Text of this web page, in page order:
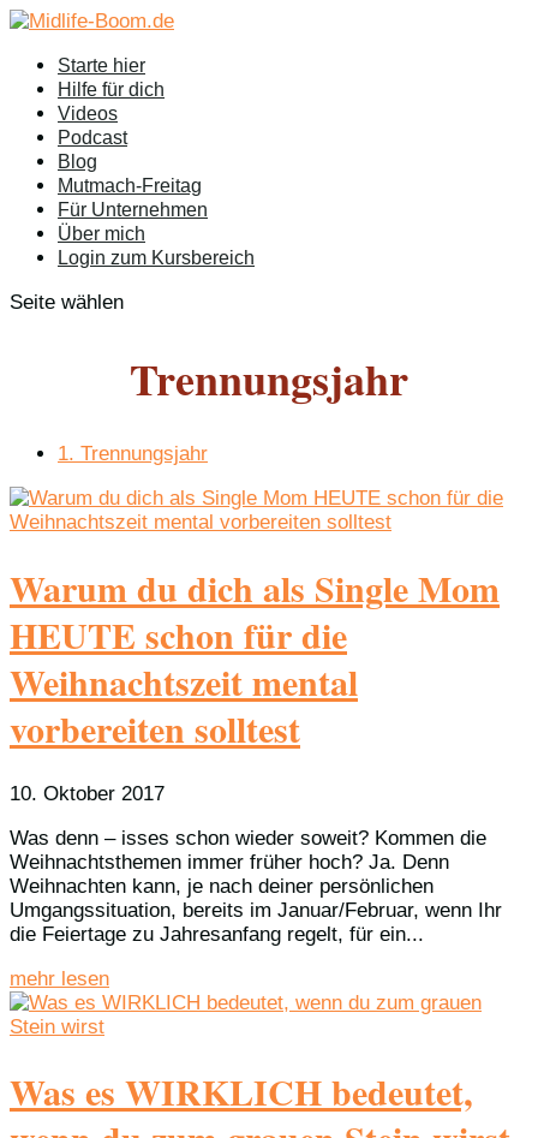
Starte hier
Hilfe für dich
Videos
Podcast
Blog
Mutmach-Freitag
Für Unternehmen
Über mich
Login zum Kursbereich
Seite wählen
Trennungsjahr
1. Trennungsjahr
Warum du dich als Single Mom
HEUTE schon für die
Weihnachtszeit mental
vorbereiten solltest
10. Oktober 2017
Was denn – isses schon wieder soweit? Kommen die
Weihnachtsthemen immer früher hoch? Ja. Denn
Weihnachten kann, je nach deiner persönlichen
Umgangssituation, bereits im Januar/Februar, wenn Ihr
die Feiertage zu Jahresanfang regelt, für ein...
mehr lesen
Was es WIRKLICH bedeutet,